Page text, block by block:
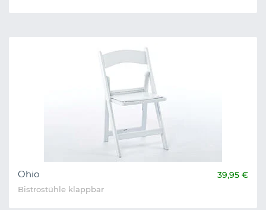
Ohio 39,95 €
Bistrostühle klappbar